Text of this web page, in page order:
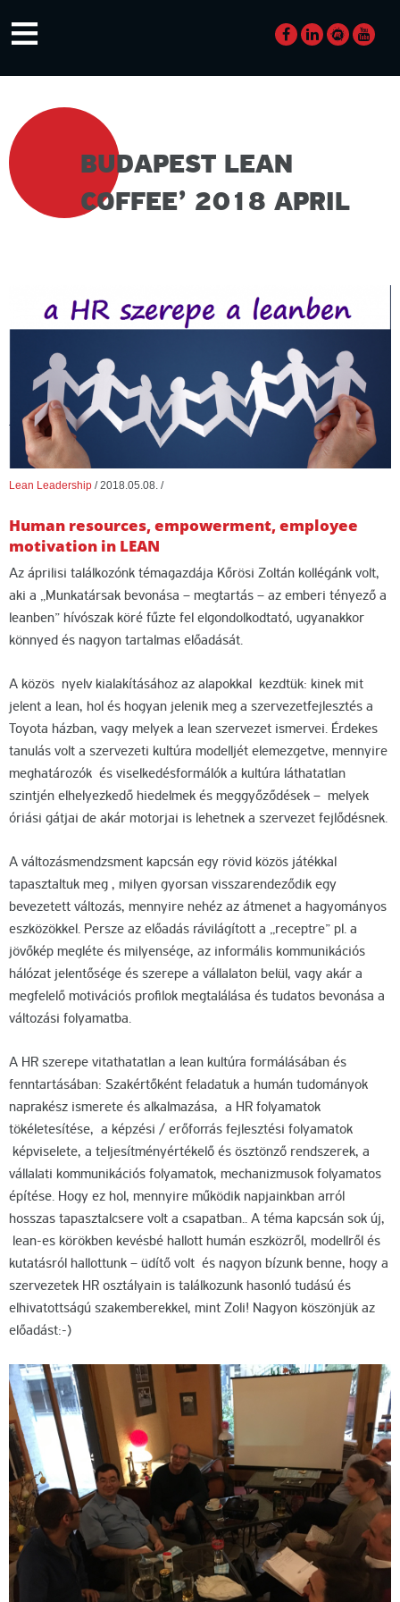
≡
BUDAPEST LEAN
COFFEE’ 2018 APRIL
Lean Leadership /2018.05.08. /
Human resources, empowerment, employee
motivation in LEAN
Az áprilisi találkozónk témagazdája Kőrösi Zoltán kollégánk volt,
aki a „Munkatársak bevonása – megtartás – az emberi tényező a
leanben” hívószak köré fűzte fel elgondolkodtató, ugyanakkor
könnyed és nagyon tartalmas előadását.
A közös nyelv kialakításához az alapokkal kezdtük: kinek mit
jelent a lean, hol és hogyan jelenik meg a szervezetfejlesztés a
Toyota házban, vagy melyek a lean szervezet ismervei. Érdekes
tanulás volt a szervezeti kultúra modelljét elemezgetve, mennyire
meghatározók és viselkedésformálók a kultúra láthatatlan
szintjén elhelyezkedő hiedelmek és meggyőződések – melyek
óriási gátjai de akár motorjai is lehetnek a szervezet fejlődésnek.
A változásmendzsment kapcsán egy rövid közös játékkal
tapasztaltuk meg , milyen gyorsan visszarendeződik egy
bevezetett változás, mennyire nehéz az átmenet a hagyományos
eszközökkel. Persze az előadás rávilágított a „receptre” pl. a
jövőkép megléte és milyensége, az informális kommunikációs
hálózat jelentősége és szerepe a vállalaton belül, vagy akár a
megfelelő motivációs profilok megtalálása és tudatos bevonása a
változási folyamatba.
A HR szerepe vitathatatlan a lean kultúra formálásában és
fenntartásában: Szakértőként feladatuk a humán tudományok
naprakész ismerete és alkalmazása, a HR folyamatok
tökéletesítése, a képzési / erőforrás fejlesztési folyamatok
képviselete, a teljesítményértékelő és ösztönző rendszerek, a
vállalati kommunikációs folyamatok, mechanizmusok folyamatos
építése. Hogy ez hol, mennyire működik napjainkban arról
hosszas tapasztalcsere volt a csapatban.. A téma kapcsán sok új,
lean-es körökben kevésbé hallott humán eszközről, modellről és
kutatásról hallottunk – üdítő volt és nagyon bízunk benne, hogy a
szervezetek HR osztályain is találkozunk hasonló tudású és
elhivatottságú szakemberekkel, mint Zoli! Nagyon köszönjük az
előadást:-)